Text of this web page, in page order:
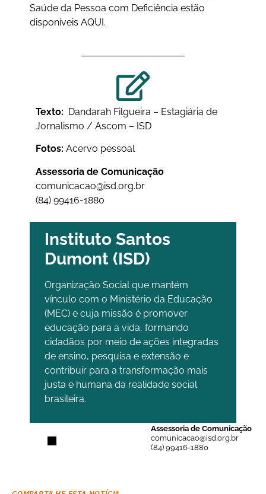
Saúde da Pessoa com Deficiência estão
disponíveis AQUI.
Texto: Dandarah Filgueira – Estagiária de
Jornalismo / Ascom – ISD
Fotos: Acervo pessoal
Assessoria de Comunicação
comunicacao@isd.org.br
(84) 99416-1880
Instituto Santos
Dumont (ISD)
Organização Social que mantém
vínculo com o Ministério da Educação
(MEC) e cuja missão é promover
educação para a vida, formando
cidadãos por meio de ações integradas
de ensino, pesquisa e extensão e
contribuir para a transformação mais
justa e humana da realidade social
brasileira.
Assessoria de Comunicação
comunicacao@isd.org.br
(84) 99416-1880